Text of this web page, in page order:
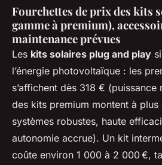
Fourchettes de prix des kits
gamme à premium),
maintenance prévues
Les kits solaires plug and play
l’énergie photovoltaïque : les
s’affichent dès 318 €
des kits premium montent à
systèmes robustes, haute
autonomie accrue). Un kit
coûte environ 1 000 à 2 000 €,